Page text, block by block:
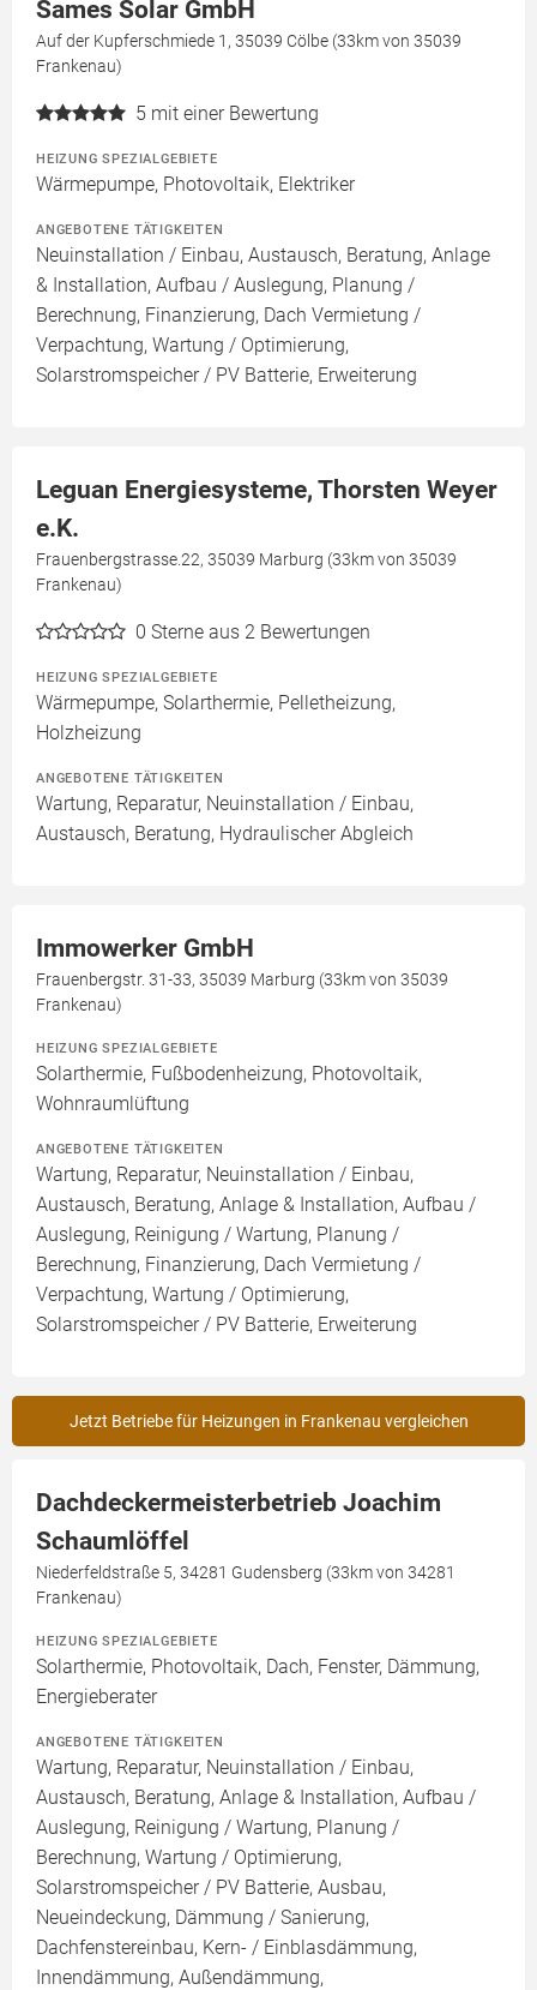
Sames Solar GmbH
Auf der Kupferschmiede 1, 35039 Cölbe (33km von 35039
Frankenau)
5 mit einer Bewertung
HEIZUNG SPEZIALGEBIETE
Wärmepumpe, Photovoltaik, Elektriker
ANGEBOTENE TÄTIGKEITEN
Neuinstallation / Einbau, Austausch, Beratung, Anlage
& Installation, Aufbau / Auslegung, Planung /
Berechnung, Finanzierung, Dach Vermietung /
Verpachtung, Wartung / Optimierung,
Solarstromspeicher / PV Batterie, Erweiterung
Leguan Energiesysteme, Thorsten Weyer
e.K.
Frauenbergstrasse.22, 35039 Marburg (33km von 35039
Frankenau)
0 Sterne aus 2 Bewertungen
HEIZUNG SPEZIALGEBIETE
Wärmepumpe, Solarthermie, Pelletheizung,
Holzheizung
ANGEBOTENE TÄTIGKEITEN
Wartung, Reparatur, Neuinstallation / Einbau,
Austausch, Beratung, Hydraulischer Abgleich
Immowerker GmbH
Frauenbergstr. 31-33, 35039 Marburg (33km von 35039
Frankenau)
HEIZUNG SPEZIALGEBIETE
Solarthermie, Fußbodenheizung, Photovoltaik,
Wohnraumlüftung
ANGEBOTENE TÄTIGKEITEN
Wartung, Reparatur, Neuinstallation / Einbau,
Austausch, Beratung, Anlage & Installation, Aufbau /
Auslegung, Reinigung / Wartung, Planung /
Berechnung, Finanzierung, Dach Vermietung /
Verpachtung, Wartung / Optimierung,
Solarstromspeicher / PV Batterie, Erweiterung
Jetzt Betriebe für Heizungen in Frankenau vergleichen
Dachdeckermeisterbetrieb Joachim
Schaumlöffel
Niederfeldstraße 5, 34281 Gudensberg (33km von 34281
Frankenau)
HEIZUNG SPEZIALGEBIETE
Solarthermie, Photovoltaik, Dach, Fenster, Dämmung,
Energieberater
ANGEBOTENE TÄTIGKEITEN
Wartung, Reparatur, Neuinstallation / Einbau,
Austausch, Beratung, Anlage & Installation, Aufbau /
Auslegung, Reinigung / Wartung, Planung /
Berechnung, Wartung / Optimierung,
Solarstromspeicher / PV Batterie, Ausbau,
Neueindeckung, Dämmung / Sanierung,
Dachfenstereinbau, Kern- / Einblasdämmung,
Innendämmung, Außendämmung,